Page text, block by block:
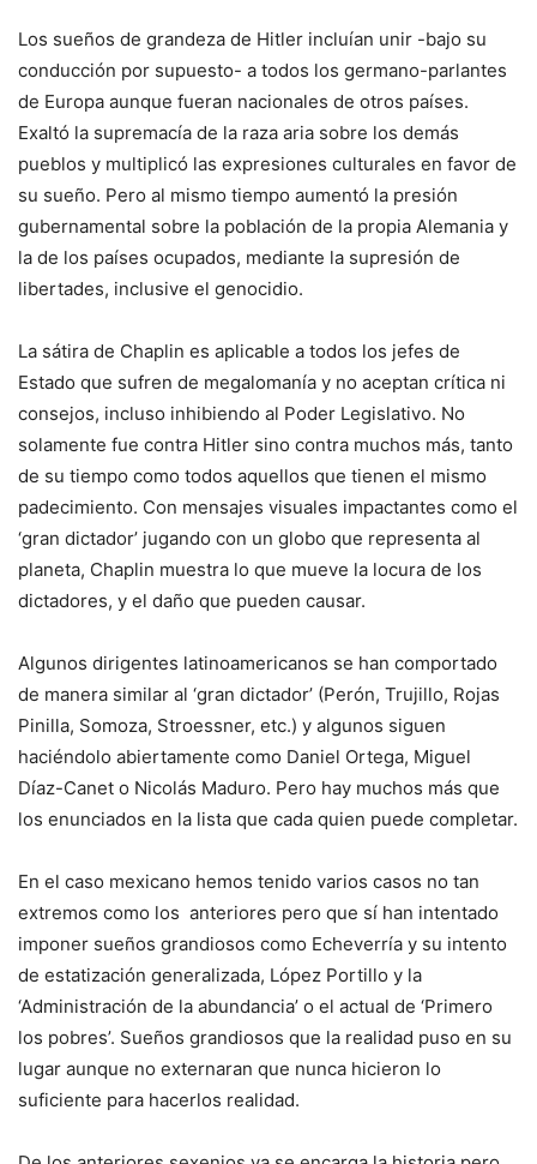
Los sueños de grandeza de Hitler incluían unir -bajo su
conducción por supuesto- a todos los germano-parlantes
de Europa aunque fueran nacionales de otros países.
Exaltó la supremacía de la raza aria sobre los demás
pueblos y multiplicó las expresiones culturales en favor de
su sueño. Pero al mismo tiempo aumentó la presión
gubernamental sobre la población de la propia Alemania y
la de los países ocupados, mediante la supresión de
libertades, inclusive el genocidio.
La sátira de Chaplin es aplicable a todos los jefes de
Estado que sufren de megalomanía y no aceptan crítica ni
consejos, incluso inhibiendo al Poder Legislativo. No
solamente fue contra Hitler sino contra muchos más, tanto
de su tiempo como todos aquellos que tienen el mismo
padecimiento. Con mensajes visuales impactantes como el
‘gran dictador’ jugando con un globo que representa al
planeta, Chaplin muestra lo que mueve la locura de los
dictadores, y el daño que pueden causar.
Algunos dirigentes latinoamericanos se han comportado
de manera similar al ‘gran dictador’ (Perón, Trujillo, Rojas
Pinilla, Somoza, Stroessner, etc.) y algunos siguen
haciéndolo abiertamente como Daniel Ortega, Miguel
Díaz-Canet o Nicolás Maduro. Pero hay muchos más que
los enunciados en la lista que cada quien puede completar.
En el caso mexicano hemos tenido varios casos no tan
extremos como los anteriores pero que sí han intentado
imponer sueños grandiosos como Echeverría y su intento
de estatización generalizada, López Portillo y la
‘Administración de la abundancia’ o el actual de ‘Primero
los pobres’. Sueños grandiosos que la realidad puso en su
lugar aunque no externaran que nunca hicieron lo
suficiente para hacerlos realidad.